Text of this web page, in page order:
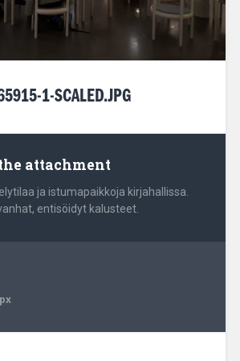
1-SCALED.JPG
attachment
ja istumapaikkoja kirjahallissa.
entisöidyt kalusteet.